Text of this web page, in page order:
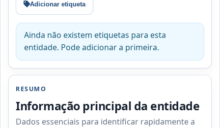
Adicionar etiqueta
Ainda não existem etiquetas para esta
entidade. Pode adicionar a primeira.
RESUMO
Informação principal da entidade
Dados essenciais para identificar rapidamente a